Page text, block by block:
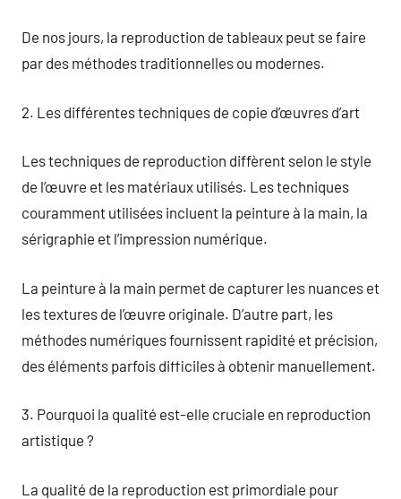
De nos jours, la reproduction de tableaux peut se faire
par des méthodes traditionnelles ou modernes.
2. Les différentes techniques de copie d’œuvres d’art
Les techniques de reproduction diffèrent selon le style
de l’œuvre et les matériaux utilisés. Les techniques
couramment utilisées incluent la peinture à la main, la
sérigraphie et l’impression numérique.
La peinture à la main permet de capturer les nuances et
les textures de l’œuvre originale. D’autre part, les
méthodes numériques fournissent rapidité et précision,
des éléments parfois difficiles à obtenir manuellement.
3. Pourquoi la qualité est-elle cruciale en reproduction
artistique ?
La qualité de la reproduction est primordiale pour